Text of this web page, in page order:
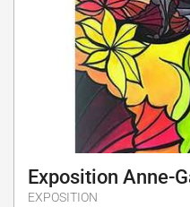
Exposition Anne-
EXPOSITION